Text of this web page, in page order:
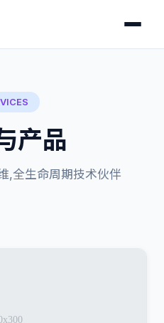
产品
,全生命周期技术伙伴